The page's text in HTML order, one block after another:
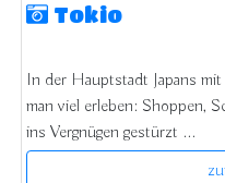
Tokio
In der Hauptstadt Japans
man viel erleben: Shoppen,
ins Vergnügen gestürzt ...